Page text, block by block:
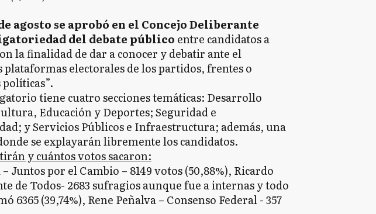
agosto se aprobó en el Concejo Deliberante
del debate público entre candidatos a
la finalidad de dar a conocer y debatir ante el
plataformas electorales de los partidos, frentes o
tiene cuatro secciones temáticas: Desarrollo
Educación y Deportes; Seguridad e
y Servicios Públicos e Infraestructura; además, una
se explayarán libremente los candidatos.
y cuántos votos sacaron:
Juntos por el Cambio – 8149 votos (50,88%), Ricardo
de Todos- 2683 sufragios aunque fue a internas y todo
6365 (39,74%), Rene Peñalva – Consenso Federal - 357